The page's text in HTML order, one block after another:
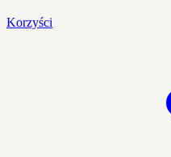
Korzyści